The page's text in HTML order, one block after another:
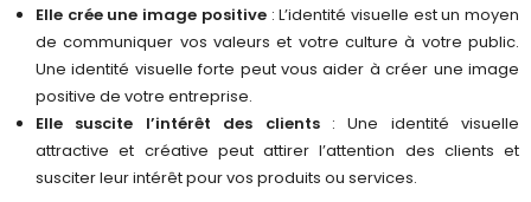
Elle crée une image positive: L’identité visuelle est un moyen
de communiquer vos valeurs et votre culture à votre public.
Une identité visuelle forte peut vous aider à créer une image
positive de votre entreprise.
Elle suscite l’intérêt des clients: Une identité visuelle
attractive et créative peut attirer l’attention des clients et
susciter leur intérêt pour vos produits ou services.